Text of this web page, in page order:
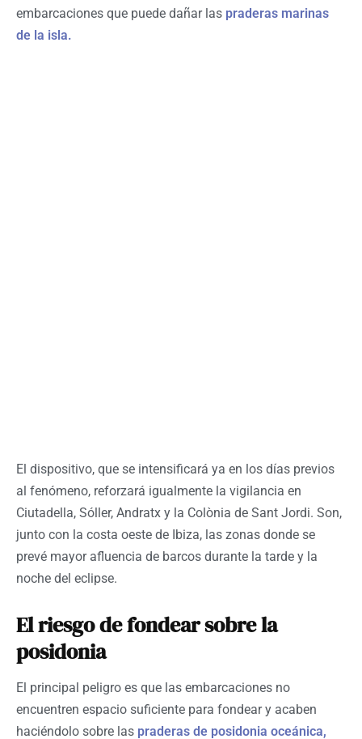
embarcaciones que puede dañar las praderas marinas
de la isla.
El dispositivo, que se intensificará ya en los días previos
al fenómeno, reforzará igualmente la vigilancia en
Ciutadella, Sóller, Andratx y la Colònia de Sant Jordi. Son,
junto con la costa oeste de Ibiza, las zonas donde se
prevé mayor afluencia de barcos durante la tarde y la
noche del eclipse.
El riesgo de fondear sobre la
posidonia
El principal peligro es que las embarcaciones no
encuentren espacio suficiente para fondear y acaben
haciéndolo sobre las praderas de posidonia oceánica,